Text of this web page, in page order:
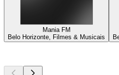
Mania FM
Belo Horizonte, Filmes & Musicais